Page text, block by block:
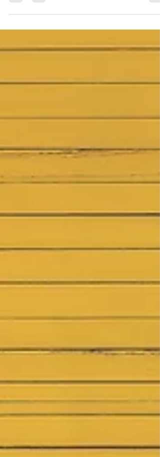
eine Dunkelheit, die dich zu verschlingen
Sie flüstert dir Zweifel ein, raubt dir den...